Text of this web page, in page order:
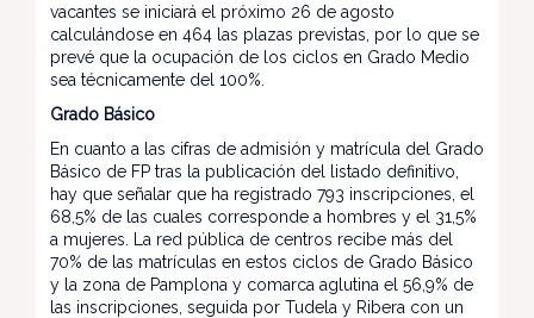
vacantes se iniciará el próximo 26 de agosto
calculándose en 464 las plazas previstas, por lo que se
prevé que la ocupación de los ciclos en Grado Medio
sea técnicamente del 100%.
Grado Básico
En cuanto a las cifras de admisión y matrícula del Grado
Básico de FP tras la publicación del listado definitivo,
hay que señalar que ha registrado 793 inscripciones, el
68,5% de las cuales corresponde a hombres y el 31,5%
a mujeres. La red pública de centros recibe más del
70% de las matrículas en estos ciclos de Grado Básico
y la zona de Pamplona y comarca aglutina el 56,9% de
las inscripciones, seguida por Tudela y Ribera con un